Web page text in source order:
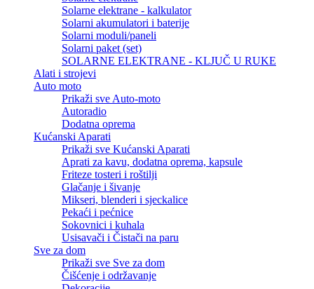
Solarne elektrane - kalkulator
Solarni akumulatori i baterije
Solarni moduli/paneli
Solarni paket (set)
SOLARNE ELEKTRANE - KLJUČ U RUKE
Alati i strojevi
Auto moto
Prikaži sve Auto-moto
Autoradio
Dodatna oprema
Kućanski Aparati
Prikaži sve Kućanski Aparati
Aprati za kavu, dodatna oprema, kapsule
Friteze tosteri i roštilji
Glačanje i šivanje
Mikseri, blenderi i sjeckalice
Pekaći i pećnice
Sokovnici i kuhala
Usisavači i Čistači na paru
Sve za dom
Prikaži sve Sve za dom
Čišćenje i održavanje